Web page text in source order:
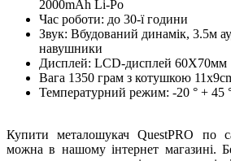
2000mAh Li-Po
Час роботи: до 30-ї години
Звук: Вбудований динамік, 3.5м
навушники
Дисплей: LCD-дисплей 60X70мм
Вага 1350 грам з котушкою
Температурний режим: -20 ° + 45
Купити металошукач QuestPRO по
можна в нашому інтернет магазині.